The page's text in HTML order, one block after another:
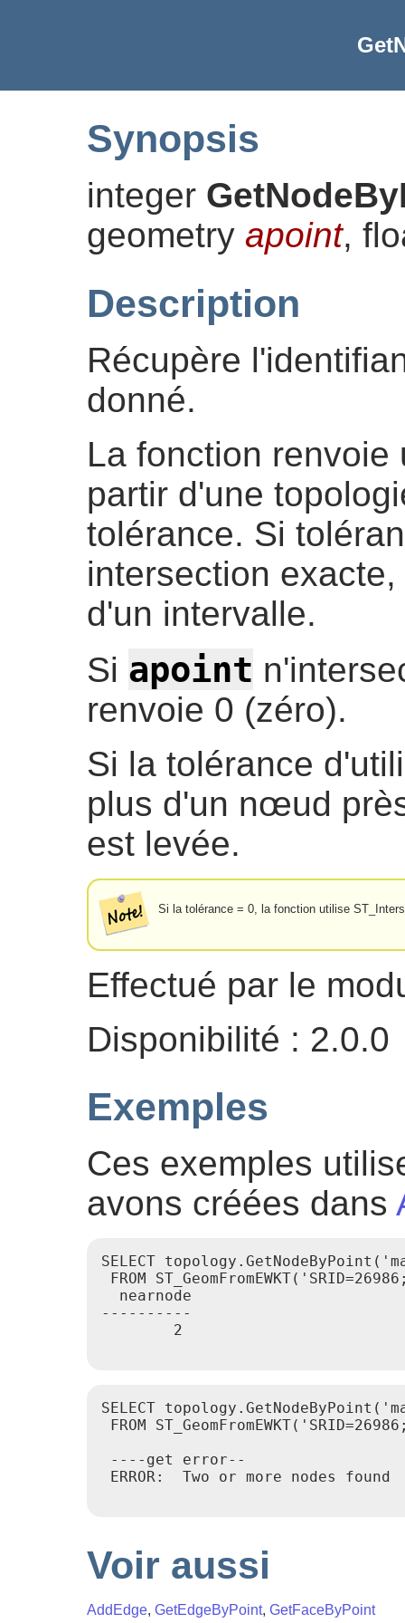
Synopsis
integer
geometry apoint,
Description
Récupère
donné.
La fonction
partir d'une
tolérance. Si
intersection
d'un intervalle.
Si apoint
renvoie 0 (zéro).
Si la tolérance
plus d'un nœud
est levée.
Si la tolérance = 0, la fonction utilise
Effectué par le
Disponibilité : 2.0.0
Exemples
Ces exemples
avons créées dans
SELECT
FROM
  nearnode
----------
        2
SELECT
FROM
----get error--
ERROR:  Two or more nodes found
Voir aussi
AddEdge, GetEdgeByPoint, GetFaceByPoint